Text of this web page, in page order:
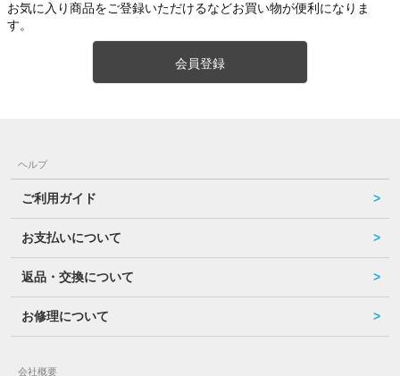
お気に入り商品をご登録いただけるなどお買い物が便利になりま
す。
会員登録
ヘルプ
ご利用ガイド
お支払いについて
返品・交換について
お修理について
会社概要